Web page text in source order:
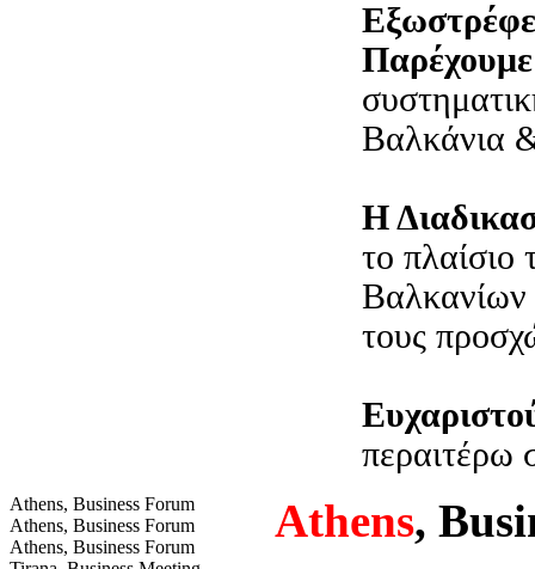
Βαλκάνια
Η
το
Βαλκανίων
τους
περαιτέρω
Athens, Business Forum
Athens, Business Forum
Athens, Business Forum
Athens,